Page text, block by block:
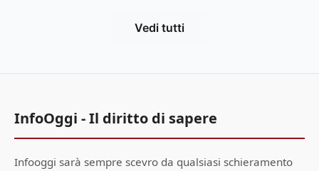
Vedi tutti
InfoOggi - Il diritto di sapere
Infooggi sarà sempre scevro da qualsiasi schieramento